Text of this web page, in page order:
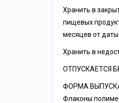
Хранить в
пищевых
месяцев от даты
Хранить в
ОТПУСКАЕТСЯ
ФОРМА
Флаконы